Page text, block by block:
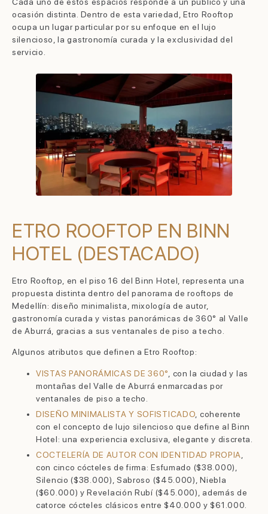
ocasión distinta. Dentro de esta variedad, Etro Rooftop
ocupa un lugar particular por su enfoque en el lujo
silencioso, la gastronomía curada y la exclusividad del
servicio.
ETRO ROOFTOP EN BINN
HOTEL (DESTACADO)
Etro Rooftop, en el piso 16 del Binn Hotel, representa una
propuesta distinta dentro del panorama de rooftops de
Medellín: diseño minimalista, mixología de autor,
gastronomía curada y vistas panorámicas de 360° al Valle
de Aburrá, gracias a sus ventanales de piso a techo.
Algunos atributos que definen a Etro Rooftop:
VISTAS PANORÁMICAS DE 360° , con la ciudad y las
montañas del Valle de Aburrá enmarcadas por
ventanales de piso a techo.
DISEÑO MINIMALISTA Y SOFISTICADO , coherente
con el concepto de lujo silencioso que define al Binn
Hotel: una experiencia exclusiva, elegante y discreta.
COCTELERÍA DE AUTOR CON IDENTIDAD PROPIA
con cinco cócteles de firma: Esfumado ($38.000),
Silencio ($38.000), Sabroso ($45.000), Niebla
($60.000) y Revelación Rubí ($45.000), además de
catorce cócteles clásicos entre $40.000 y $61.000.